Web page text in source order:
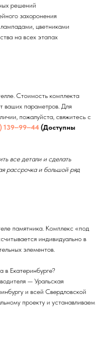
решений
захоронения
цветниками
на всех этапах
Стоимость комплекта
ваших параметров. Для
пожалуйста, свяжитесь с
139‒99‒44 (Доступны
все детали и сделать
рассрочка и большой ряд
памятника. Комплекс «под
индивидуально в
элементов.
в Екатеринбурге?
— Уральская
и всей Свердловской
проекту и устанавливаем